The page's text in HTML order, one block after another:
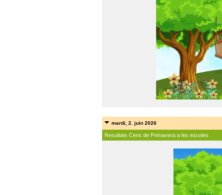
mardi, 2. juin 2026
Resultats Cens de Primavera a les escoles